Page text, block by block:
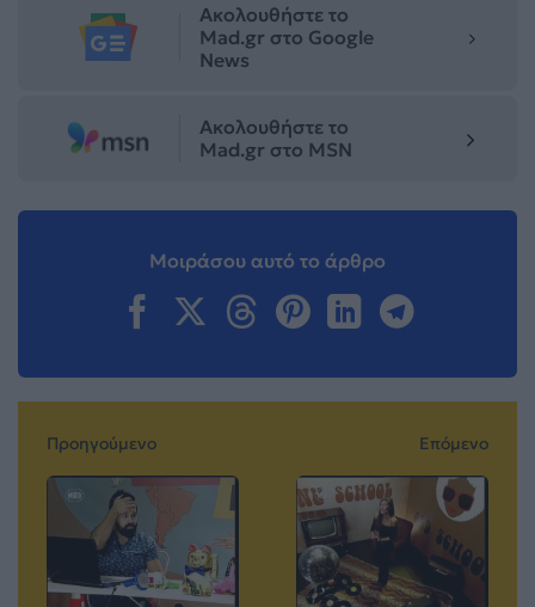
Ακολουθήστε το
Mad.gr στο Google
News
Ακολουθήστε το
Mad.gr στο MSN
Μοιράσου αυτό το άρθρο
Προηγούμενο Επόμενο